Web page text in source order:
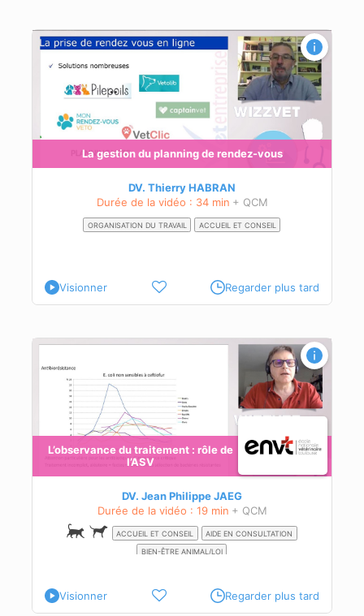
La gestion du planning de rendez-vous
DV. Thierry HABRAN
Durée de la vidéo : 34 min + QCM
ORGANISATION DU TRAVAIL ACCUEIL ET CONSEIL
Visionner Regarder plus tard
L’observance du traitement : rôle de
l’ASV
DV. Jean Philippe JAEG
Durée de la vidéo : 19 min + QCM
ACCUEIL ET CONSEIL
AIDE EN CONSULTATION
BIEN-ÊTRE ANIMAL/LOI
Visionner Regarder plus tard